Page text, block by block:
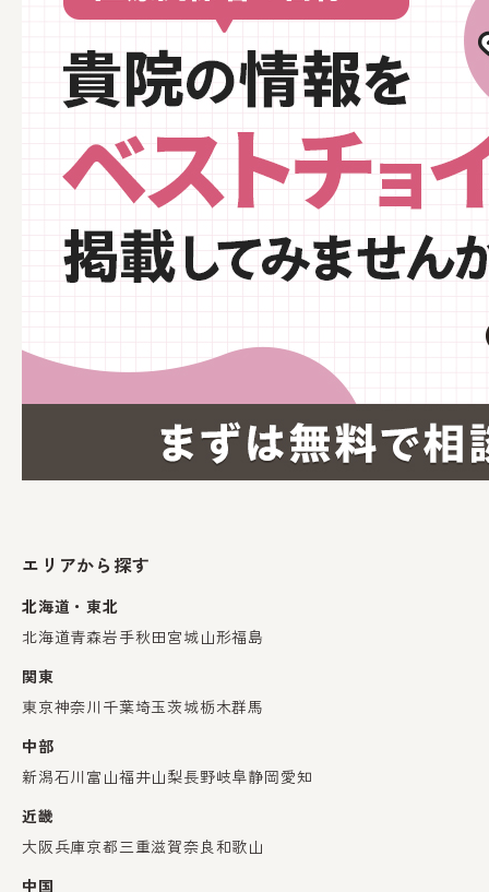
エリアから探す
北海道・東北
北海道青森岩手秋田宮城山形福島
関東
東京神奈川 千葉埼玉茨城栃木群馬
中部
新潟石川 富山福井山梨長野岐阜静岡愛知
近畿
大阪兵庫京都三重滋賀奈良和歌山
中国